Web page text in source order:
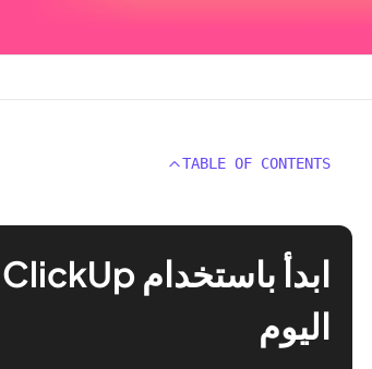
TABLE OF CONTENTS
ابدأ باستخدام ClickUp
اليوم